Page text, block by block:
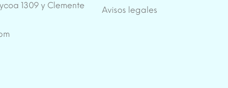
1309 y Clemente
Avisos legales